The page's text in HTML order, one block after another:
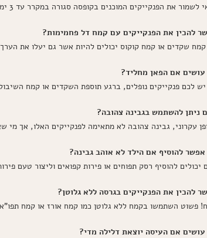
את הפנקייקים המוכנים בקופסה סגורה במקרר עד 3 ימים, ואתם יכולים לחמם אותם באפייה או על מחבת שוב.
להכין את הפנקייקים עם קמח דל פחמימות?
קמח שקדים או קמח קוקוס יכולים להיות אשר גם יעלו את
אם הפאן מחליד?
לכם פנקייקים נופלים, ברגע תוספת השקדים או קמח
ניתן להשתמש בגבינה צהובה?
עקרוני, גבינה צהובה לא מתאימה לפנקייקים האלו, אך מי
להוסיף אם הילד לא אוהב גבינה?
יכולים להוסיף רסק תפוחים או פירות קפואים וליצור טעם
להכין את הפנקייקים בגרסה ללא גלוטן?
פשוט השתמשו בקמח ללא גלוטן כמו קמח אורז או קמח
אם העיסה יוצאת דלילה מדי?